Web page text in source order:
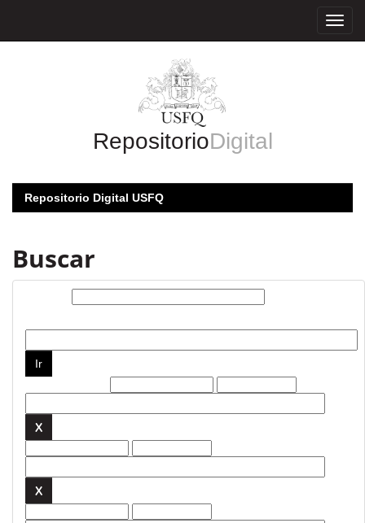
RepositorioDigital
Repositorio Digital USFQ
Buscar